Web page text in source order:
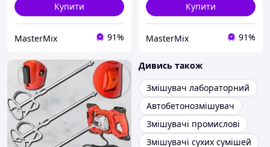
Купити
MasterMix 91%
Купити
MasterMix 91%
Дивись також
Змішувач лабораторний
Автобетонозмішувач
Змішувачі промислові
Змішувачі сухих сумішей